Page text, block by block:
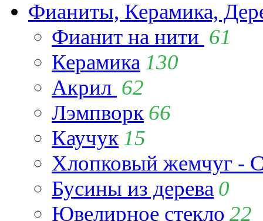
Фианиты, Керамика,
Фианит на нити 61
Керамика 130
Акрил 62
Лэмпворк 66
Каучук 15
Хлопковый жемчуг -
Бусины из дерева 0
Ювелирное стекло 22